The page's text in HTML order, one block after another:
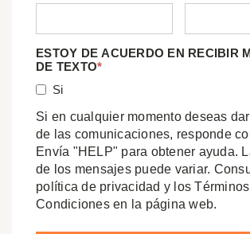
ESTOY DE ACUERDO EN RECIBIR
DE TEXTO*
Si
Si en cualquier momento deseas
de las comunicaciones, responde
Envía "HELP" para obtener ayuda.
de los mensajes puede variar.
política de privacidad y los
Condiciones en la página web.